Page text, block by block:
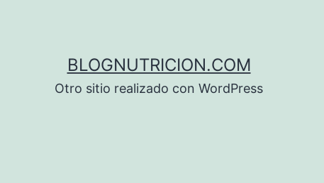
BLOGNUTRICION.COM
Otro sitio realizado con WordPress